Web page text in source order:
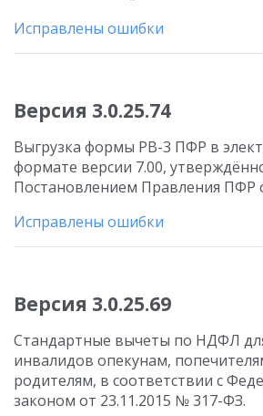
Исправлены ошибки
Версия 3.0.25.74
Выгрузка формы РВ-3 ПФР в
формате версии 7.00,
Постановлением Правления ПФР
Исправлены ошибки
Версия 3.0.25.69
Стандартные вычеты по НДФЛ
инвалидов опекунам,
родителям, в соответствии с
законом от 23.11.2015 № 317-ФЗ.